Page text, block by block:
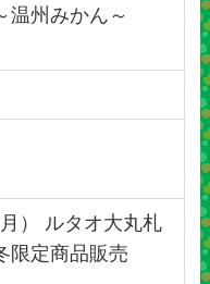
温州みかん～
） ルタオ大丸札
定商品販売